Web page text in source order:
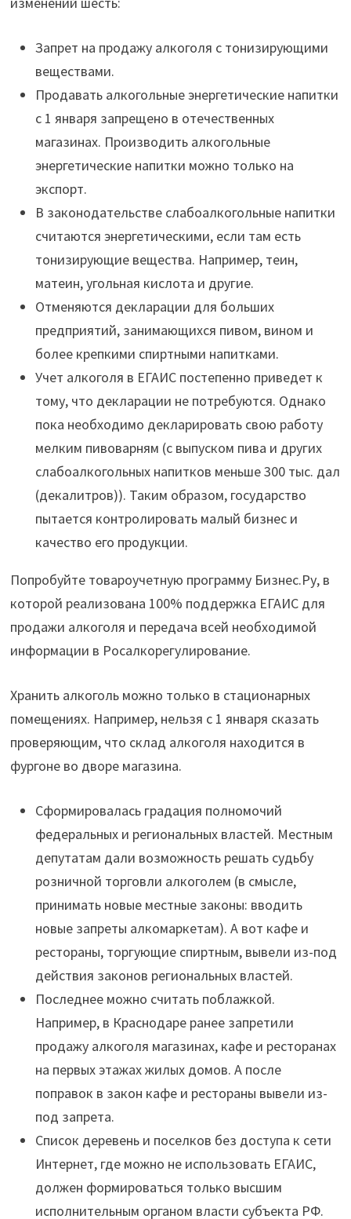
Запрет на продажу алкоголя с тонизирующими
веществами.
Продавать алкогольные энергетические напитки
с 1 января запрещено в отечественных
магазинах. Производить алкогольные
энергетические напитки можно только на
экспорт.
В законодательстве слабоалкогольные напитки
считаются энергетическими, если там есть
тонизирующие вещества. Например, теин,
матеин, угольная кислота и другие.
Отменяются декларации для больших
предприятий, занимающихся пивом, вином и
более крепкими спиртными напитками.
Учет алкоголя в ЕГАИС постепенно приведет к
тому, что декларации не потребуются. Однако
пока необходимо декларировать свою работу
мелким пивоварням (с выпуском пива и других
слабоалкогольных напитков меньше 300 тыс. дал
(декалитров)). Таким образом, государство
пытается контролировать малый бизнес и
качество его продукции.
Попробуйте товароучетную программу Бизнес.Ру, в
которой реализована 100% поддержка ЕГАИС для
продажи алкоголя и передача всей необходимой
информации в Росалкорегулирование.
Хранить алкоголь можно только в стационарных
помещениях. Например, нельзя с 1 января сказать
проверяющим, что склад алкоголя находится в
фургоне во дворе магазина.
Сформировалась градация полномочий
федеральных и региональных властей. Местным
депутатам дали возможность решать судьбу
розничной торговли алкоголем (в смысле,
принимать новые местные законы: вводить
новые запреты алкомаркетам). А вот кафе и
рестораны, торгующие спиртным, вывели из-под
действия законов региональных властей.
Последнее можно считать поблажкой.
Например, в Краснодаре ранее запретили
продажу алкоголя магазинах, кафе и ресторанах
на первых этажах жилых домов. А после
поправок в закон кафе и рестораны вывели из-
под запрета.
Список деревень и поселков без доступа к сети
Интернет, где можно не использовать ЕГАИС,
должен формироваться только высшим
исполнительным органом власти субъекта РФ.